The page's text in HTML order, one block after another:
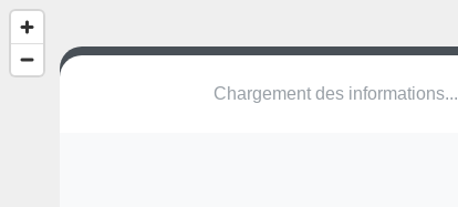
Chargement des informations...